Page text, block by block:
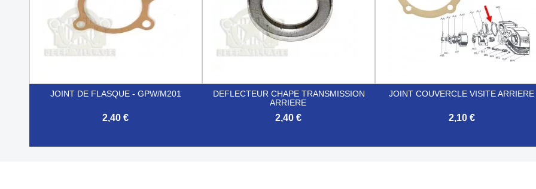
JOINT DE FLASQUE - GPW/M201
2,40 €
DEFLECTEUR CHAPE TRANSMISSION
ARRIERE
2,40 €
JOINT COUVERCLE VISITE ARRIERE
2,10 €